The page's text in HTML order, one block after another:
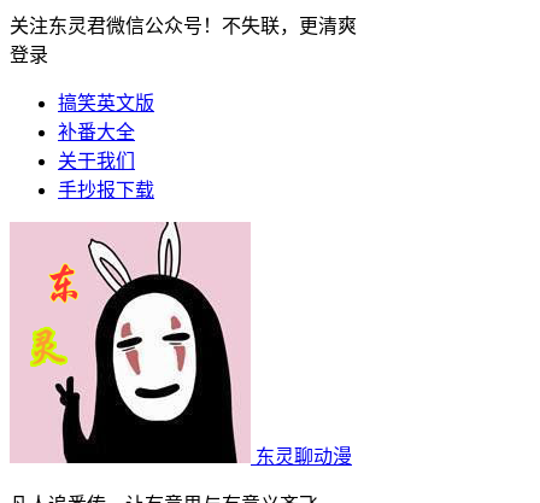
关注东灵君微信公众号！不失联，更清爽
登录
搞笑英文版
补番大全
关于我们
手抄报下载
东灵聊动漫